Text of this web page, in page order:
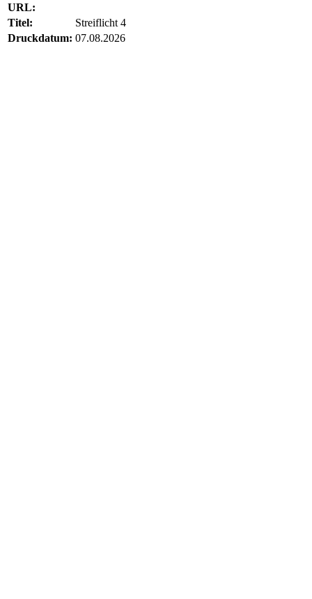
URL:
Titel:
Streiflicht 4
Druckdatum: 07.08.2026